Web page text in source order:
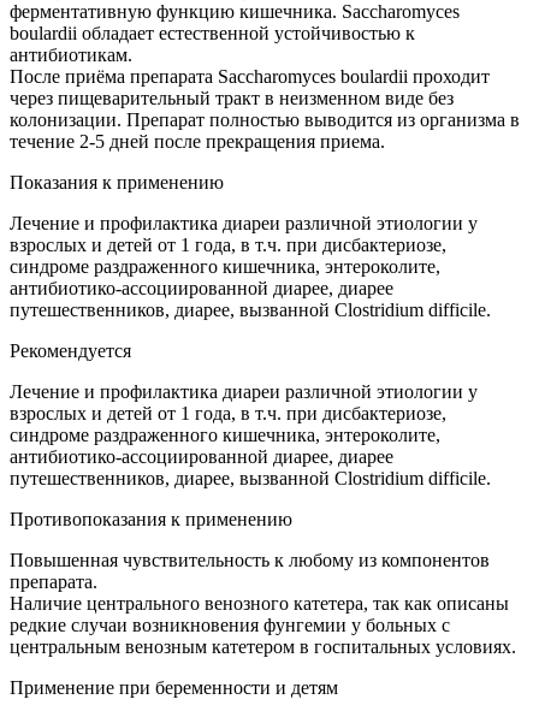
ферментативную функцию кишечника. Saccharomyces
boulardii обладает естественной устойчивостью к
антибиотикам.
После приёма препарата Saccharomyces boulardii проходит
через пищеварительный тракт в неизменном виде без
колонизации. Препарат полностью выводится из организма в
течение 2-5 дней после прекращения приема.
Показания к применению
Лечение и профилактика диареи различной этиологии у
взрослых и детей от 1 года, в т.ч. при дисбактериозе,
синдроме раздраженного кишечника, энтероколите,
антибиотико-ассоциированной диарее, диарее
путешественников, диарее, вызванной Clostridium difficile.
Рекомендуется
Лечение и профилактика диареи различной этиологии у
взрослых и детей от 1 года, в т.ч. при дисбактериозе,
синдроме раздраженного кишечника, энтероколите,
антибиотико-ассоциированной диарее, диарее
путешественников, диарее, вызванной Clostridium difficile.
Противопоказания к применению
Повышенная чувствительность к любому из компонентов
препарата.
Наличие центрального венозного катетера, так как описаны
редкие случаи возникновения фунгемии у больных с
центральным венозным катетером в госпитальных условиях.
Применение при беременности и детям